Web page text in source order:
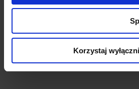
Korzystaj
PROFILE OSTRZEGAWCZO-